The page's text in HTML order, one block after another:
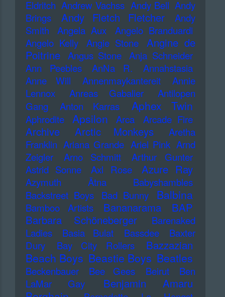
Eldritch Andrew Vachss Andy Bell Andy
Brings
Andy Fletch Fletcher
Andy
Smith
Angela Aux
Angelo Branduardi
Angelo Kelly
Angie Stone
Angine de
Poitrine Angus Stone Anja Schneider
Ann Peebles
AnNa R.
Annahstasia
Anne Will
Annenmaykantereit
Annie
Lennox
Anreas Gabalier
Antilopen
Gang
Anton Karras Aphex Twin
Aphrodite Apsilon Arca Arcade Fire
Archive Arctic Monkeys
Aretha
Franklin Ariana Grande Ariel Pink Arnd
Zeigler
Arno Schmitt
Arthur Gunter
Astrid Sonne
Axl Rose Azure Ray
Azymuth Ätna
Babyshambles
Backstreet Boys
Bad Bunny Balbina
Bamboo Artists Bananarama
BAP
Barbara Schöneberger
Barenaked
Ladies
Basia Bulat Bassdee
Baxter
Dury
Bay City Rollers Bazzazian
Beach Boys Beastie Boys Beatles
Beckenbauer Bee Gees Beirut
Ben
LaMar Gay
Benjamin Amaru